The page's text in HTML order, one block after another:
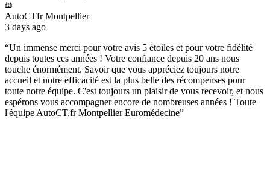
AutoCTfr Montpellier
3 days ago
“Un immense merci pour votre avis 5 étoiles et pour votre fidélité
depuis toutes ces années ! Votre confiance depuis 20 ans nous
touche énormément. Savoir que vous appréciez toujours notre
accueil et notre efficacité est la plus belle des récompenses pour
toute notre équipe. C'est toujours un plaisir de vous recevoir, et nous
espérons vous accompagner encore de nombreuses années ! Toute
l'équipe AutoCT.fr Montpellier Euromédecine”